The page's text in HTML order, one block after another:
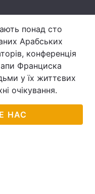
понад сто
Арабських
конференція
Франциска
у їх життєвих
очікування.
НАС